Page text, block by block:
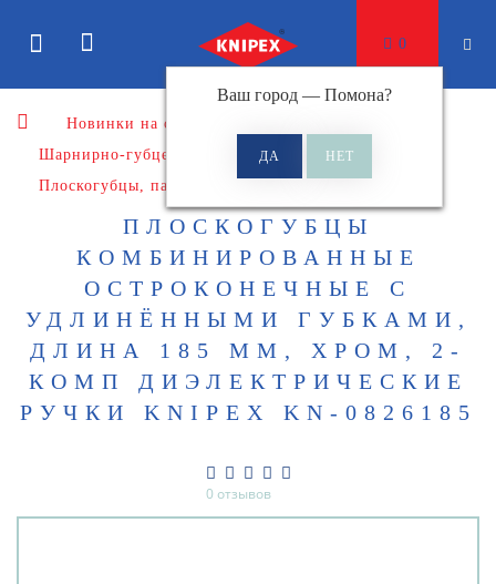
Ваш город — Помона?
0
Новинки на сайте
Шарнирно-губцевый инструмент
Плоскогубцы, пассатижи
ПЛОСКОГУБЦЫ
КОМБИНИРОВАННЫЕ
ОСТРОКОНЕЧНЫЕ С
УДЛИНЁННЫМИ ГУБКАМИ,
ДЛИНА 185 ММ, ХРОМ, 2-
КОМП ДИЭЛЕКТРИЧЕСКИЕ
РУЧКИ KNIPEX KN-0826185
0 отзывов